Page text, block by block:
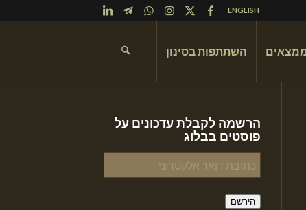
ENGLISH
השתתפות בסינון
הרשמה לקבלת עדכונים על
פוסטים בבלוג
כתובת
דואר
אלקטרוני
הירשם